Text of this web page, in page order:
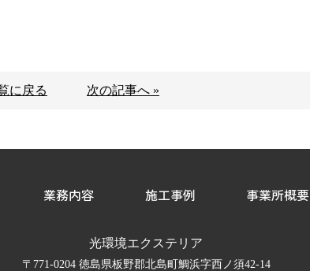
に戻る 次の記事へ »
業務内容 施工事例 事業所概要
光環境エクステリア
〒771-0204 徳島県板野郡北島町鯛浜字西ノ須42-14